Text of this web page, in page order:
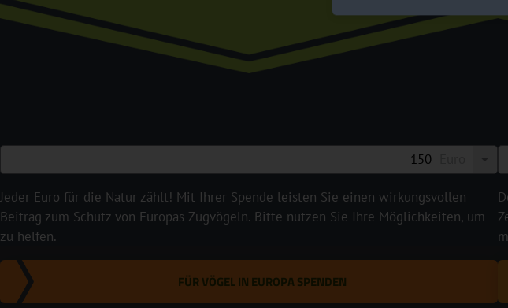
Jeder Euro für die Natur zählt! Mit Ihrer Spende leisten Sie einen wirkungsvollen
Beitrag zum Schutz von Europas Zugvögeln. Bitte nutzen Sie Ihre Möglichkeiten, um
zu helfen.
FÜR VÖGEL IN EUROPA SPENDEN